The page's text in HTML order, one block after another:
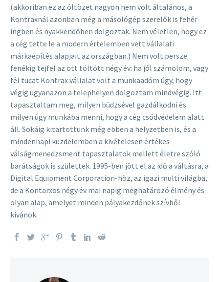
(akkoriban ez az öltözet nagyon nem volt általános, a
Kontraxnál azonban még a másológép szerelők is fehér
ingben és nyakkendőben dolgoztak. Nem véletlen, hogy ez
a cég tette le a modern értelemben vett vállalati
márkaépítés alapjait az országban.) Nem volt persze
fenékig tejfel az ott töltött négy év: ha jól számolom, vagy
fél tucat Kontrax vállalat volt a munkaadóm úgy, hogy
végig ugyanazon a telephelyen dolgoztam mindvégig. Itt
tapasztaltam meg, milyen büdzsével gazdálkodni és
milyen úgy munkába menni, hogy a cég csődvédelem alatt
áll. Sokáig kitartottunk még ebben a helyzetben is, és a
mindennapi küzdelemben a kivételesen értékes
válságmenedzsment tapasztalatok mellett életre szóló
barátságok is születtek. 1995-ben jött el az idő a váltásra, a
Digital Equipment Corporation-höz, az igazi multi világba,
de a Kontarxos négy év mai napig meghatározó élmény és
olyan alap, amelyet minden pályakezdőnek szívből
kívánok.